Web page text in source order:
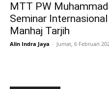
MTT PW
Seminar
Manhaj Tarjih
Alin Indra Jaya - Jumat, 6 Februari